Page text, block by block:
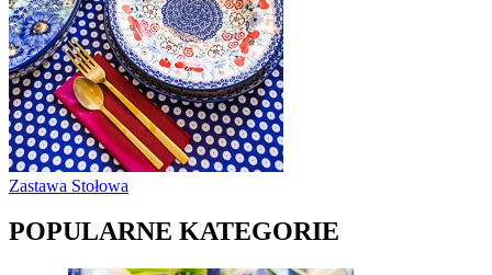
Zastawa Stołowa
POPULARNE KATEGORIE